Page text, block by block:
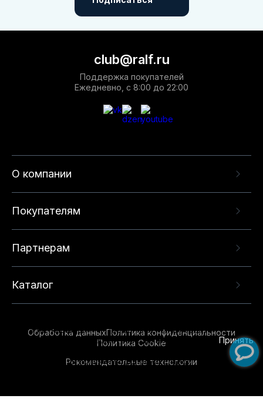
О компании
Покупателям
Партнерам
Каталог
club@ralf.ru
Поддержка покупателей
Ежедневно, с 8:00 до 22:00
Обработка данныхПолитика конфиденциальности
Политика Cookie
Рекомендательные технологии
опыта на нашем сайте. Продолжая использовать
данный сайт, вы соглашаетесь с использованием
технологий. Для получения дополнительной
Принять